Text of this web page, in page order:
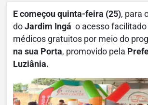
E começou quinta-feira (25), para
do Jardim Ingá o acesso
médicos gratuitos por meio do
na sua Porta, promovido pela
Luziânia.